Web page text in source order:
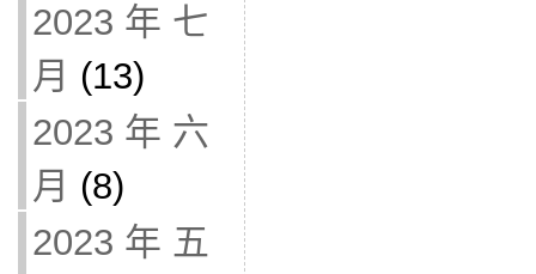
2023 年 七
月 (13)
2023 年 六
月 (8)
2023 年 五